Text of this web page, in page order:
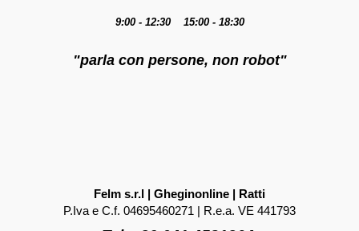
9:00 - 12:30 15:00 - 18:30
"parla con persone, non robot"
Felm s.r.l | Gheginonline | Ratti
P.Iva e C.f. 04695460271 | R.e.a. VE 441793